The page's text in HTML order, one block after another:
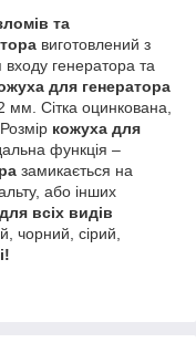
та
виготовлений з
генератора та
для генератора
мм. Сітка оцинкована,
кожуха для
функція –
замикається на
або інших
всіх видів
чорний, сірий,